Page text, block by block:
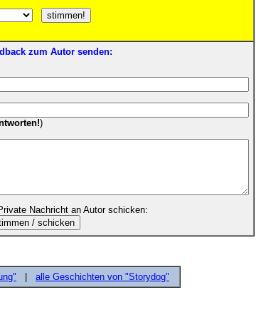
zum Autor senden:
)
Nachricht an Autor schicken:
alle Geschichten von "Storydog"